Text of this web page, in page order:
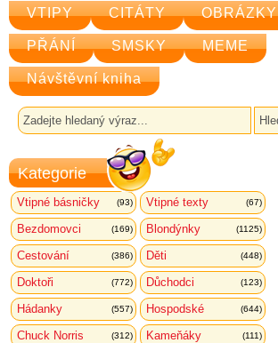
VTIPY CITÁTY OBRÁZKY
PŘÁNÍ SMSKY MEME
Návštěvní kniha
Kategorie
Vtipné básničky (93) Vtipné texty (67)
Bezdomovci (169) Blondýnky (1125)
Cestování (386) Děti (448)
Doktoři (772) Důchodci (123)
Hádanky (557) Hospodské (644)
Chuck Norris (312) Kameňáky (111)